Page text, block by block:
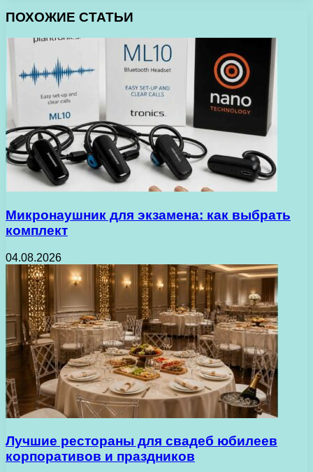
ПОХОЖИЕ СТАТЬИ
Микронаушник для экзамена: как выбрать
комплект
04.08.2026
Лучшие рестораны для свадеб юбилеев
корпоративов и праздников